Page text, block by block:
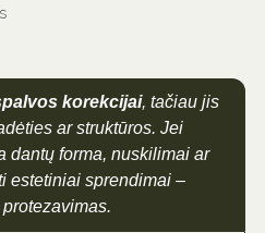
korekcijai, tačiau jis
ar struktūros. Jei
dantų forma, nuskilimai ar
estetiniai sprendimai –